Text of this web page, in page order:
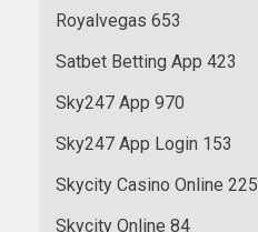
Royalvegas 653
Satbet Betting App 423
Sky247 App 970
Sky247 App Login 153
Skycity Casino Online 225
Skycity Online 84